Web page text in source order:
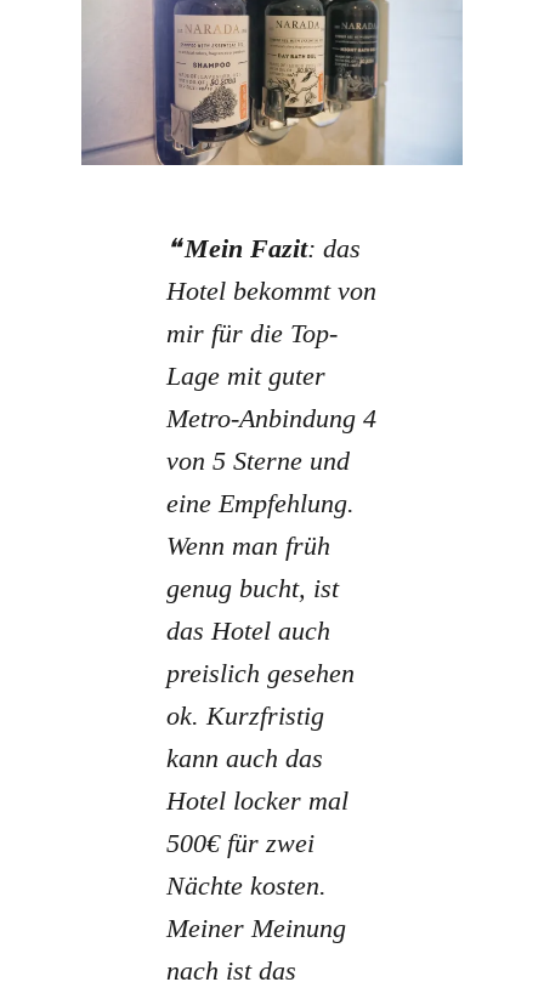
Mein Fazit: das
Hotel bekommt von
mir für die Top-
Lage mit guter
Metro-Anbindung 4
von 5 Sterne und
eine Empfehlung.
Wenn man früh
genug bucht, ist
das Hotel auch
preislich gesehen
ok. Kurzfristig
kann auch das
Hotel locker mal
500€ für zwei
Nächte kosten.
Meiner Meinung
nach ist das